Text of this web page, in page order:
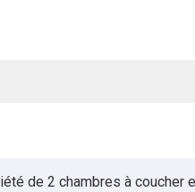
de 2 chambres à